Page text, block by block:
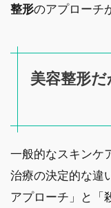
整形のアプローチ
美容整形
一般的なスキンケ
治療の決定的な違
アプローチ」と「